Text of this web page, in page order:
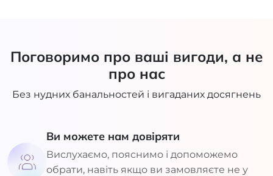
Поговоримо про ваші вигоди, а не
про нас
Без нудних банальностей і вигаданих досягнень
Ви можете нам довіряти
Вислухаємо, пояснимо і допоможемо
обрати, навіть якщо ви замовляєте не у